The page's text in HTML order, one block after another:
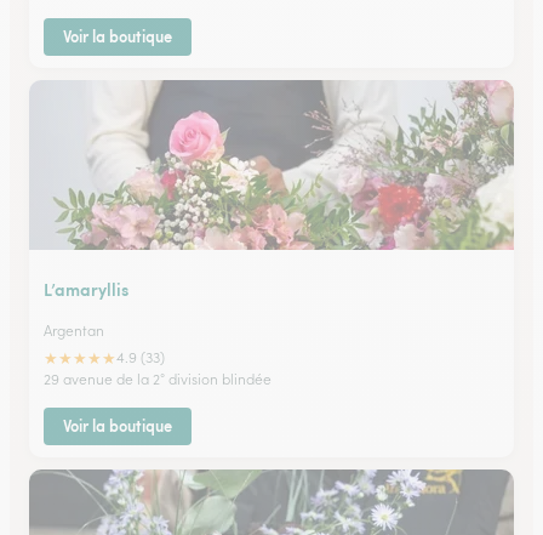
Voir la boutique
L’amaryllis
Argentan
★★★★★4.9 (33)
29 avenue de la 2° division blindée
Voir la boutique